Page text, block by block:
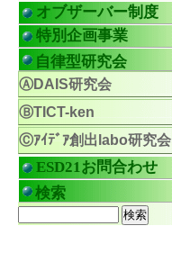
オブザーバー制度
特別企画事業
自律型研究会
ⒶDAIS研究会
ⒷTICT-ken
Ⓒｱｲﾃﾞｱ創出labo研究会
ESD21お問合わせ
検索